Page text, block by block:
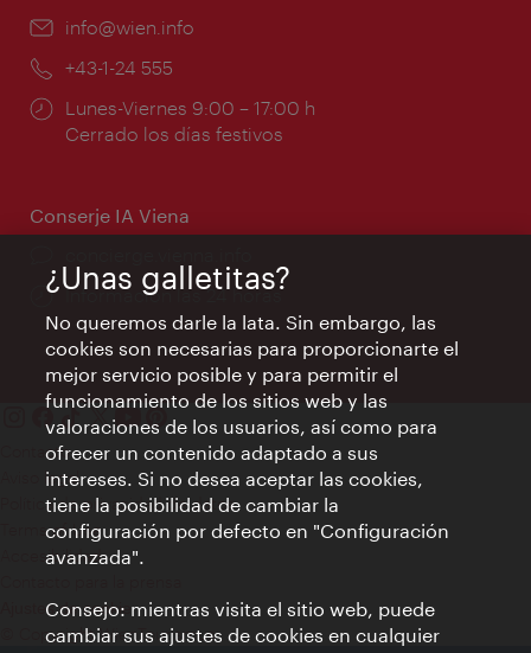
e-
info@wien.info
Teléfono:
+43-1-24 555
Horarios
de
Lunes-Viernes 9:00 – 17:00 h
Cerrado los días festivos
Conserje IA Viena
Información las 24 horas
Contacto
Aviso legal
Política de privacidad de datos
Terms of Use
Accesibilidad
Ajustes de cookie
© Copyright WienTourismus
¿Unas galletitas?
No queremos darle la lata. Sin embargo, las
cookies son necesarias para proporcionarte el
mejor servicio posible y para permitir el
funcionamiento de los sitios web y las
valoraciones de los usuarios, así como para
ofrecer un contenido adaptado a sus
intereses. Si no desea aceptar las cookies,
tiene la posibilidad de cambiar la
configuración por defecto en "Configuración
avanzada".
Consejo: mientras visita el sitio web, puede
cambiar sus ajustes de cookies en cualquier